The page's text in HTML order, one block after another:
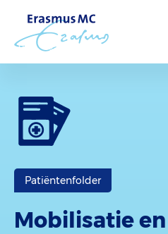
Patiëntenfolder
Mobilisatie en